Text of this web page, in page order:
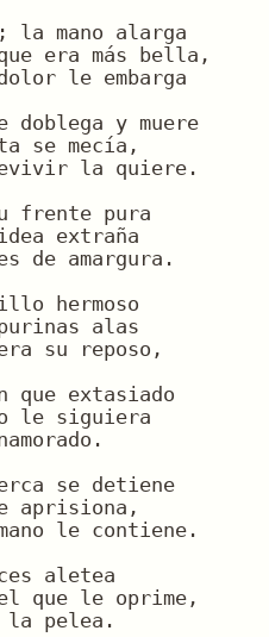
la mano alarga
era más bella,
le embarga
doblega y muere
se mecía,
la quiere.
frente pura
extraña
de amargura.
hermoso
alas
su reposo,
que extasiado
le siguiera
se detiene
aprisiona,
le contiene.
aletea
que le oprime,
la pelea.